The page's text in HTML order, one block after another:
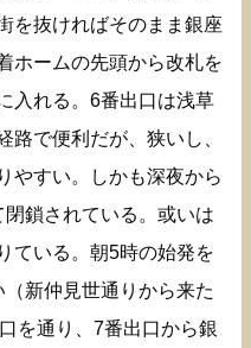
を抜ければそのまま銀座
ホームの先頭から改札を
入れる。6番出口は浅草
路で便利だが、狭いし、
やすい。しかも深夜から
鎖されている。或いは
ている。朝5時の始発を
新仲見世通りから来た
を通り、7番出口から銀